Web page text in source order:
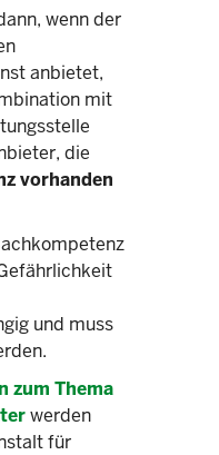
wenn der
anbietet,
mit
die
vorhanden
und muss
zum Thema
werden
für